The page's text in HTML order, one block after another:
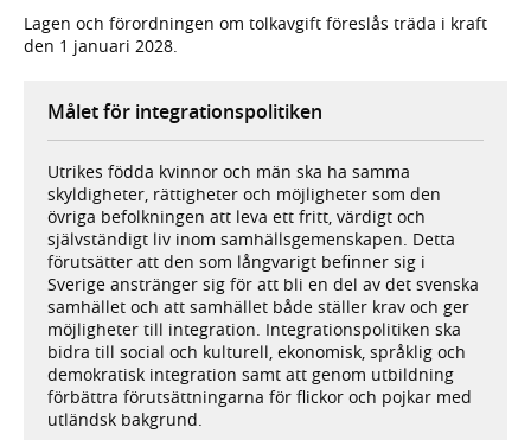
Lagen och förordningen om tolkavgift föreslås träda i kraft
den 1 januari 2028.
Målet för integrationspolitiken
Utrikes födda kvinnor och män ska ha samma
skyldigheter, rättigheter och möjligheter som den
övriga befolkningen att leva ett fritt, värdigt och
självständigt liv inom samhällsgemenskapen. Detta
förutsätter att den som långvarigt befinner sig i
Sverige anstränger sig för att bli en del av det svenska
samhället och att samhället både ställer krav och ger
möjligheter till integration. Integrationspolitiken ska
bidra till social och kulturell, ekonomisk, språklig och
demokratisk integration samt att genom utbildning
förbättra förutsättningarna för flickor och pojkar med
utländsk bakgrund.